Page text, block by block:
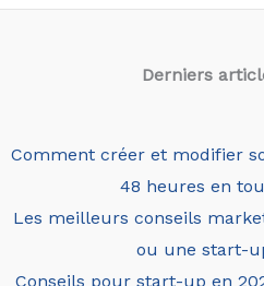
Derniers
Comment créer et modifier
48 heures en
Les meilleurs conseils
ou une start-
Conseils pour start-up en